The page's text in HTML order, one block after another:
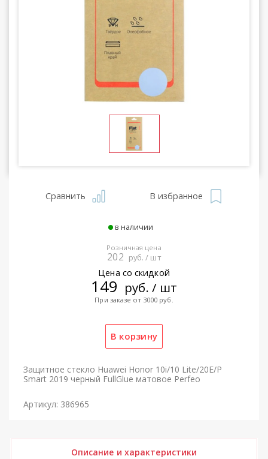
Сравнить В избранное
в наличии
Розничная цена
202 руб. / шт
Цена со скидкой
149 руб. / шт
При заказе от 3000 руб.
Защитное стекло Huawei Honor 10i/10 Lite/20E/P
Smart 2019 черный FullGlue матовое Perfeo
Артикул: 386965
Описание и характеристики